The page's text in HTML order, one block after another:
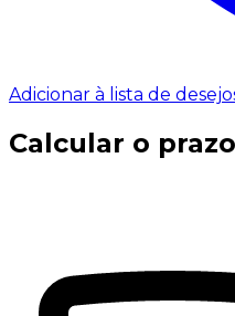
Adicionar à lista de
Calcular o